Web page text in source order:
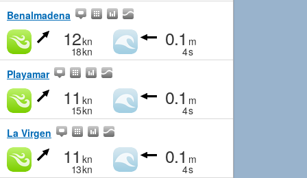
Benalmadena
12kn
18kn
0.1 m
4s
Playamar
11 kn
15kn
0.1 m
4s
La Virgen
11 kn
13kn
0.1 m
4s